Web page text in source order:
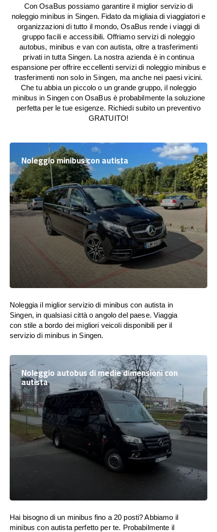
Con OsaBus possiamo garantire il miglior servizio di
noleggio minibus in Singen. Fidato da migliaia di viaggiatori e
organizzazioni di tutto il mondo, OsaBus rende i viaggi di
gruppo facili e accessibili. Offriamo servizi di noleggio
autobus, minibus e van con autista, oltre a trasferimenti
privati in tutta Singen. La nostra azienda è in continua
espansione per offrire eccellenti servizi di noleggio minibus e
trasferimenti non solo in Singen, ma anche nei paesi vicini.
Che tu abbia un piccolo o un grande gruppo, il noleggio
minibus in Singen con OsaBus è probabilmente la soluzione
perfetta per le tue esigenze. Richiedi subito un preventivo
GRATUITO!
Noleggio minibus con autista
Noleggia il miglior servizio di minibus con autista in
Singen, in qualsiasi città o angolo del paese. Viaggia
con stile a bordo dei migliori veicoli disponibili per il
servizio di minibus in Singen.
Noleggio autobus di medie dimensioni con
autista
Hai bisogno di un minibus fino a 20 posti? Abbiamo il
minibus con autista perfetto per te. Probabilmente il